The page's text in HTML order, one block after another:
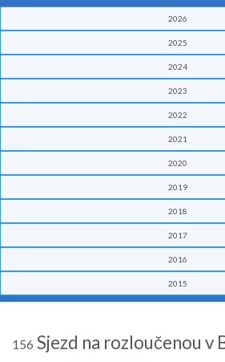
2026
2025
2024
2023
2022
2021
2020
2019
2018
2017
2016
2015
156 Sjezd na rozloučenou v